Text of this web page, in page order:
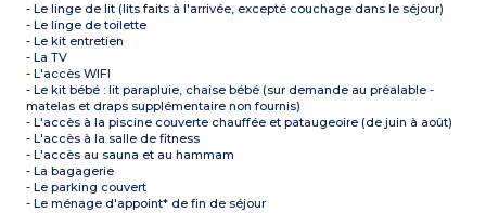
- Le linge de lit (lits faits à l'arrivée, excepté couchage dans le séjour)
- Le linge de toilette
- Le kit entretien
- La TV
- L'accès WIFI
- Le kit bébé : lit parapluie, chaise bébé (sur demande au préalable -
matelas et draps supplémentaire non fournis)
- L'accès à la piscine couverte chauffée et pataugeoire (de juin à août)
- L'accès à la salle de fitness
- L'accès au sauna et au hammam
- La bagagerie
- Le parking couvert
- Le ménage d'appoint* de fin de séjour